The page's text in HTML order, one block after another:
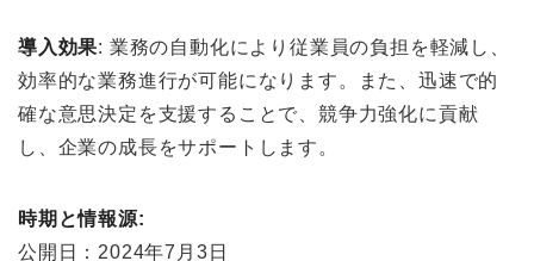
導入効果: 業務の自動化により従業員の負担を軽減し、
効率的な業務進行が可能になります。また、迅速で的
確な意思決定を支援することで、競争力強化に貢献
し、企業の成長をサポートします。
時期と情報源:
公開日：2024年7月3日